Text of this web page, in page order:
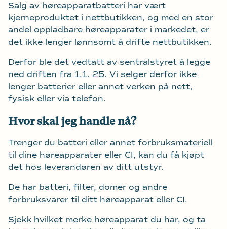
Salg av høreapparatbatteri har vært
kjerneproduktet i nettbutikken, og med en stor
andel oppladbare høreapparater i markedet, er
det ikke lenger lønnsomt å drifte nettbutikken.
Derfor ble det vedtatt av sentralstyret å legge
ned driften fra 1.1. 25. Vi selger derfor ikke
lenger batterier eller annet verken på nett,
fysisk eller via telefon.
Hvor skal jeg handle nå?
Trenger du batteri eller annet forbruksmateriell
til dine høreapparater eller CI, kan du få kjøpt
det hos leverandøren av ditt utstyr.
De har batteri, filter, domer og andre
forbruksvarer til ditt høreapparat eller CI.
Sjekk hvilket merke høreapparat du har, og ta